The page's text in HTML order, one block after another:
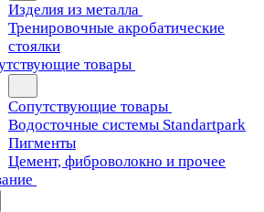
Изделия из металла
Тренировочные акробатические
стоялки
товары
Сопутствующие товары
Водосточные системы Standartpark
Пигменты
Цемент, фиброволокно и прочее